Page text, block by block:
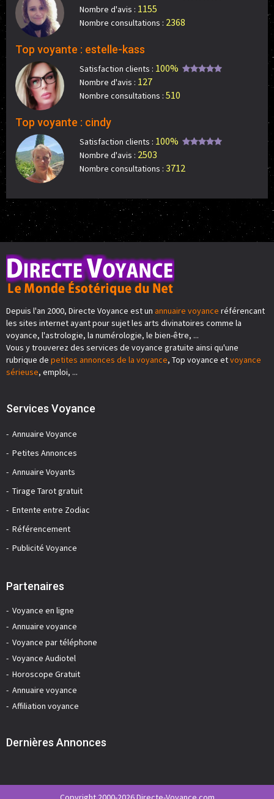
Nombre d'avis : 1155
Nombre consultations : 2368
Top voyante : estelle-kass
Satisfaction clients : 100%
Nombre d'avis : 127
Nombre consultations : 510
Top voyante : cindy
Satisfaction clients : 100%
Nombre d'avis : 2503
Nombre consultations : 3712
Depuis l'an 2000, Directe Voyance est un annuaire voyance référencant
les sites internet ayant pour sujet les arts divinatoires comme la
voyance, l'astrologie, la numérologie, le bien-être, ...
Vous y trouverez des services de voyance gratuite ainsi qu'une
rubrique de petites annonces de la voyance, Top voyance etvoyance
sérieuse, emploi, ...
Services Voyance
Annuaire Voyance
Petites Annonces
Annuaire Voyants
Tirage Tarot gratuit
Entente entre Zodiac
Référencement
Publicité Voyance
Partenaires
Voyance en ligne
Annuaire voyance
Voyance par téléphone
Voyance Audiotel
Horoscope Gratuit
Annuaire voyance
Affiliation voyance
Dernières Annonces